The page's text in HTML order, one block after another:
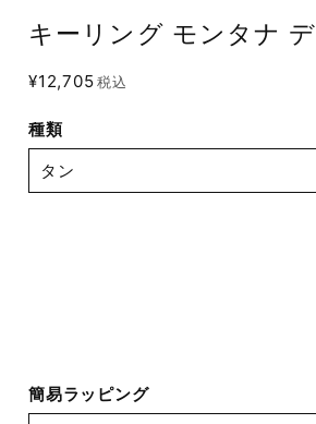
キーリング モンタナ
¥12,705 税込
種類
簡易ラッピング